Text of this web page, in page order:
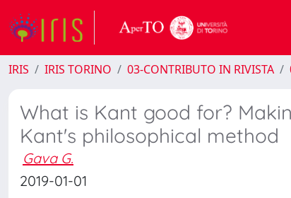
IRIS IRIS TORINO 03-CONTRIBUTO IN RIVISTA
What is Kant good for?
Kant's philosophical method
Gava G.
2019-01-01